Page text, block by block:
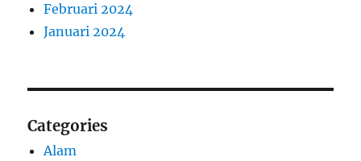
Februari 2024
Januari 2024
Categories
Alam